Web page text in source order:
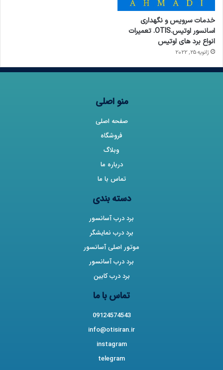
خدمات سرویس و نگهداری
اسانسور اوتیس.OTIS. تعمیرات
انواع برد های اوتیس
ژانویه 25, 2022
منو اصلی
صفحه اصلی
فروشگاه
وبلاگ
درباره ما
تماس با ما
دسته بندی
برد درب آسانسور
برد درب نمایشگر
موتور اصلی آسانسور
برد درب آسانسور
برد درب کابین
تماس با ما
09124574543
info@otisiran.ir
instagram
telegram